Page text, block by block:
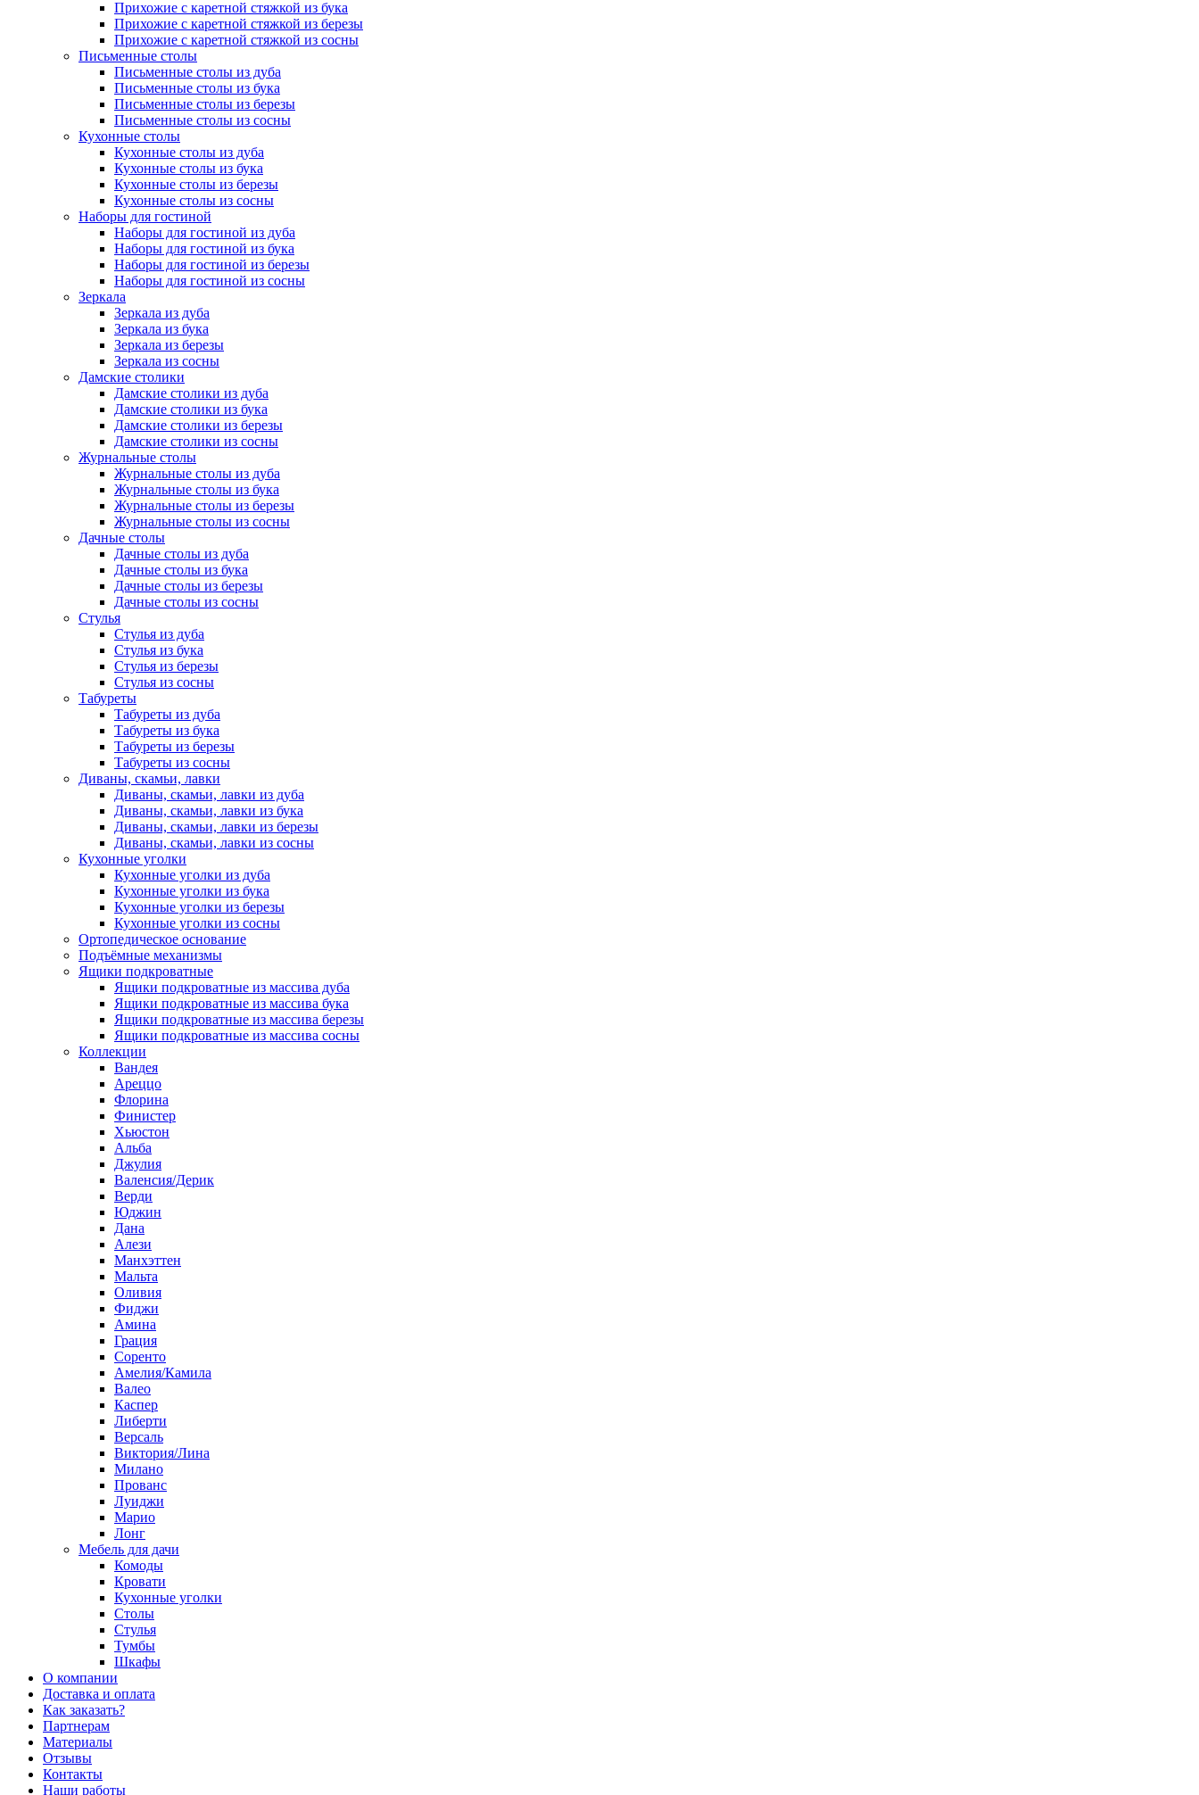
Прихожие с каретной стяжкой из бука
Прихожие с каретной стяжкой из березы
Прихожие с каретной стяжкой из сосны
Письменные столы
Письменные столы из дуба
Письменные столы из бука
Письменные столы из березы
Письменные столы из сосны
Кухонные столы
Кухонные столы из дуба
Кухонные столы из бука
Кухонные столы из березы
Кухонные столы из сосны
Наборы для гостиной
Наборы для гостиной из дуба
Наборы для гостиной из бука
Наборы для гостиной из березы
Наборы для гостиной из сосны
Зеркала
Зеркала из дуба
Зеркала из бука
Зеркала из березы
Зеркала из сосны
Дамские столики
Дамские столики из дуба
Дамские столики из бука
Дамские столики из березы
Дамские столики из сосны
Журнальные столы
Журнальные столы из дуба
Журнальные столы из бука
Журнальные столы из березы
Журнальные столы из сосны
Дачные столы
Дачные столы из дуба
Дачные столы из бука
Дачные столы из березы
Дачные столы из сосны
Стулья
Стулья из дуба
Стулья из бука
Стулья из березы
Стулья из сосны
Табуреты
Табуреты из дуба
Табуреты из бука
Табуреты из березы
Табуреты из сосны
Диваны, скамьи, лавки
Диваны, скамьи, лавки из дуба
Диваны, скамьи, лавки из бука
Диваны, скамьи, лавки из березы
Диваны, скамьи, лавки из сосны
Кухонные уголки
Кухонные уголки из дуба
Кухонные уголки из бука
Кухонные уголки из березы
Кухонные уголки из сосны
Ортопедическое основание
Подъёмные механизмы
Ящики подкроватные
Ящики подкроватные из массива дуба
Ящики подкроватные из массива бука
Ящики подкроватные из массива березы
Ящики подкроватные из массива сосны
Коллекции
Вандея
Ареццо
Флорина
Финистер
Хьюстон
Альба
Джулия
Валенсия/Дерик
Верди
Юджин
Дана
Алези
Манхэттен
Мальта
Оливия
Фиджи
Амина
Грация
Соренто
Амелия/Камила
Валео
Каспер
Либерти
Версаль
Виктория/Лина
Милано
Прованс
Луиджи
Марио
Лонг
Мебель для дачи
Комоды
Кровати
Кухонные уголки
Столы
Стулья
Тумбы
Шкафы
О компании
Доставка и оплата
Как заказать?
Партнерам
Материалы
Отзывы
Контакты
Наши работы